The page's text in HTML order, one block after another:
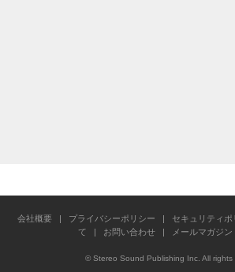
会社概要 | プライバシーポリシー | セキュリティポ
て | お問い合わせ | メールマガジン
© Stereo Sound Publishing Inc. All rights